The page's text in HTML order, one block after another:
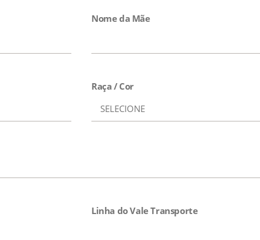
Nome da Mãe
Raça / Cor
Linha do Vale Transporte